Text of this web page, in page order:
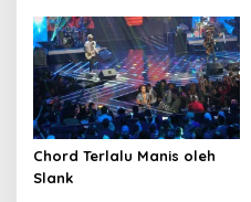
Chord Terlalu Manis oleh
Slank